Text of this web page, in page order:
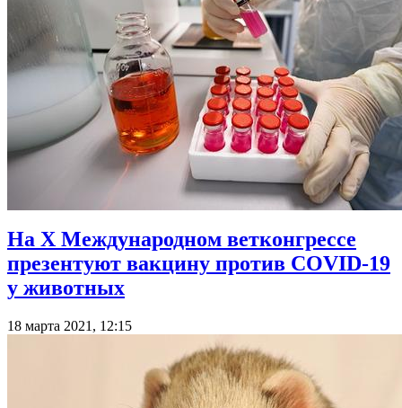
На X Международном ветконгрессе
презентуют вакцину против COVID-19
у животных
18 марта 2021, 12:15